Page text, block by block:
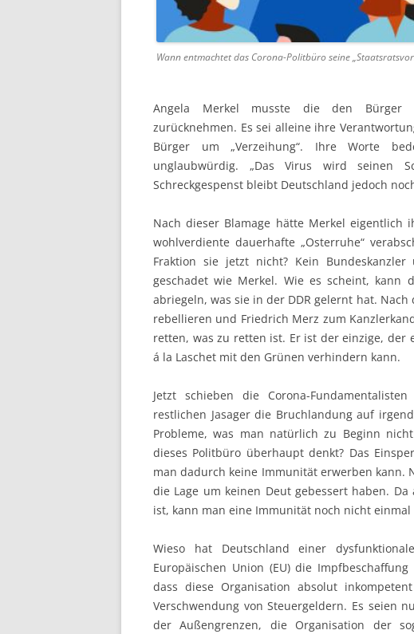
Wann entmachtet das Corona-Politbüro seine
Angela Merkel musste die den Bürger
zurücknehmen. Es sei alleine ihre
Bürger um „Verzeihung“. Ihre Worte
unglaubwürdig. „Das Virus wird seinen
Schreckgespenst bleibt Deutschland jedoch
Nach dieser Blamage hätte Merkel
wohlverdiente dauerhafte „Osterruhe“
Fraktion sie jetzt nicht? Kein
geschadet wie Merkel. Wie es scheint, kann
abriegeln, was sie in der DDR gelernt hat. Nach
rebellieren und Friedrich Merz zum
retten, was zu retten ist. Er ist der einzige, der
á la Laschet mit den Grünen verhindern kann.
Jetzt schieben die Corona-
restlichen Jasager die Bruchlandung auf
Probleme, was man natürlich zu Beginn
dieses Politbüro überhaupt denkt? Das
man dadurch keine Immunität erwerben kann.
die Lage um keinen Deut gebessert haben.
ist, kann man eine Immunität noch nicht
Wieso hat Deutschland einer
Europäischen Union (EU) die
dass diese Organisation absolut
Verschwendung von Steuergeldern. Es seien
der Außengrenzen, die Organisation der